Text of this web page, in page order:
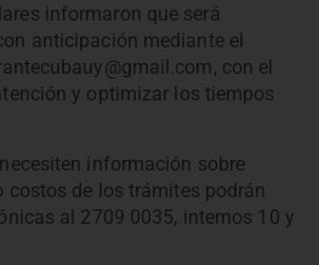
informaron que será
anticipación mediante el
, con el
y optimizar los tiempos
información sobre
costos de los trámites podrán
al 2709 0035, internos 10 y